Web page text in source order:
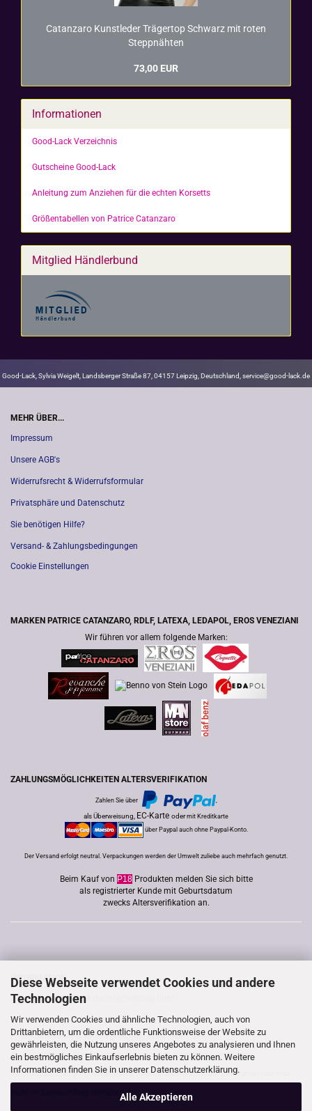
Diese Webseite verwendet Cookies und andere
Technologien
Wir verwenden Cookies und ähnliche Technologien, auch von
Drittanbietern, um die ordentliche Funktionsweise der Website zu
gewährleisten, die Nutzung unseres Angebotes zu analysieren und Ihnen
ein bestmögliches Einkaufserlebnis bieten zu können. Weitere
Informationen finden Sie in unserer Datenschutzerklärung.
Alle Akzeptieren
Ca­t­an­za­ro Kunst­le­der Trä­ger­top Schwarz mit roten
Stepp­näh­ten
73,00 EUR
Informationen
Good-Lack Verzeichnis
Gutscheine Good-Lack
Anleitung zum Anziehen für die echten Korsetts
Größentabellen von Patrice Catanzaro
Mitglied Händlerbund
Good-Lack, Sylvia Weigelt, Landsberger Straße 87, 04157 Leipzig, Deutschland, service@good-lack.de
MEHR ÜBER...
Impressum
Unsere AGB's
Widerrufsrecht & Widerrufsformular
Privatsphäre und Datenschutz
Sie benötigen Hilfe?
Versand- & Zahlungsbedingungen
Cookie Einstellungen
MARKEN PATRICE CATANZARO, RDLF, LATEXA, LEDAPOL, EROS VENEZIANI
Wir führen vor allem folgende Marken:
ZAHLUNGSMÖGLICHKEITEN ALTERSVERIFIKATION
Zahlen Sie über ,
als Überweisung, EC-Karte odermit Kreditkarte
über Paypal auch ohne Paypal-Konto.
Der Versand erfolgt neutral. Verpackungen werden der Umwelt zuliebe auch mehrfach genutzt.
Beim Kauf von P18Produkten melden Sie sich bitte
als registrierter Kunde mit Geburtsdatum
zwecks Altersverifikation an.
INFORMATION
http://www.good-lack.de/info/sitemap.html
Produktfoto-Hinweis für den gesamten Inhalt dieser Seite:
*In den einzelnen Artikelbeschreibungen nicht aufgeführte, jedoch zur
Veranschaulichung mit abgebildete Gegenstände dienen der Dekoration und sind
nicht im Lieferumfang enthalten.